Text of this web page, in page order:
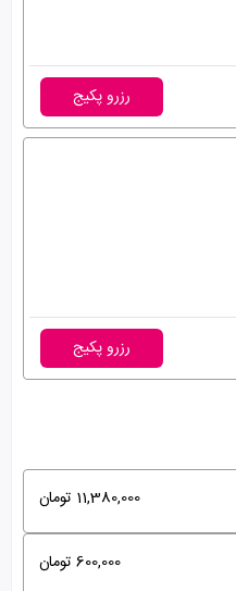
رزرو پکیج
رزرو پکیج
11,380,000 تومان
600,000 تومان